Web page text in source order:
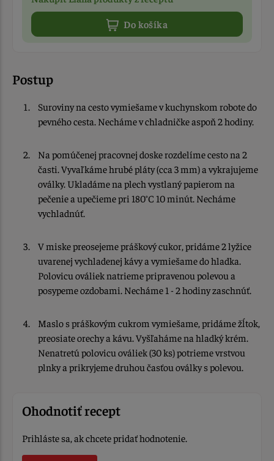
Do košíka
Postup
Suroviny na cesto vymiešame v kuchynskom robote do
pevného cesta. Necháme v chladničke aspoň 2 hodiny.
Na pomúčenej pracovnej doske rozdelíme cesto na 2
časti. Vyvaľkáme hrubé pláty (cca 3 mm) a vykrajujeme
oválky. Ukladáme na plech vystlaný papierom na
pečenie a upečieme pri 180°C 10 minút. Necháme
vychladnúť.
V miske preosejeme práškový cukor, pridáme 2 lyžice
uvarenej vychladenej kávy a vymiešame do hladka.
Polovicu ováliek natrieme pripravenou polevou a
posypeme ozdobami. Necháme 1 - 2 hodiny zaschnúť.
Maslo s práškovým cukrom vymiešame, pridáme žĺtok,
preosiate orechy a kávu. Vyšľaháme na hladký krém.
Nenatretú polovicu ováliek (30 ks) potrieme vrstvou
plnky a prikryjeme druhou časťou oválky s polevou.
Ohodnotiť recept
Prihláste sa, ak chcete pridať hodnotenie.